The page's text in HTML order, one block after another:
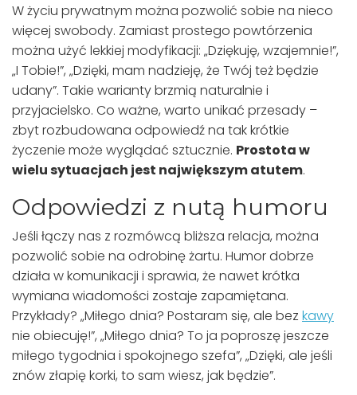
W życiu prywatnym można pozwolić sobie na nieco
więcej swobody. Zamiast prostego powtórzenia
można użyć lekkiej modyfikacji: „Dziękuję, wzajemnie!”,
„I Tobie!”, „Dzięki, mam nadzieję, że Twój też będzie
udany”. Takie warianty brzmią naturalnie i
przyjacielsko. Co ważne, warto unikać przesady –
zbyt rozbudowana odpowiedź na tak krótkie
życzenie może wyglądać sztucznie. Prostota w
wielu sytuacjach jest największym atutem.
Odpowiedzi z nutą humoru
Jeśli łączy nas z rozmówcą bliższa relacja, można
pozwolić sobie na odrobinę żartu. Humor dobrze
działa w komunikacji i sprawia, że nawet krótka
wymiana wiadomości zostaje zapamiętana.
Przykłady? „Miłego dnia? Postaram się, ale bez kawy
nie obiecuję!”, „Miłego dnia? To ja poproszę jeszcze
miłego tygodnia i spokojnego szefa”, „Dzięki, ale jeśli
znów złapię korki, to sam wiesz, jak będzie”.